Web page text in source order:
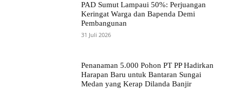
PAD Sumut Lampaui 50%: Perjuangan
Keringat Warga dan Bapenda Demi
Pembangunan
31 Juli 2026
Penanaman 5.000 Pohon PT PP Hadirkan
Harapan Baru untuk Bantaran Sungai
Medan yang Kerap Dilanda Banjir